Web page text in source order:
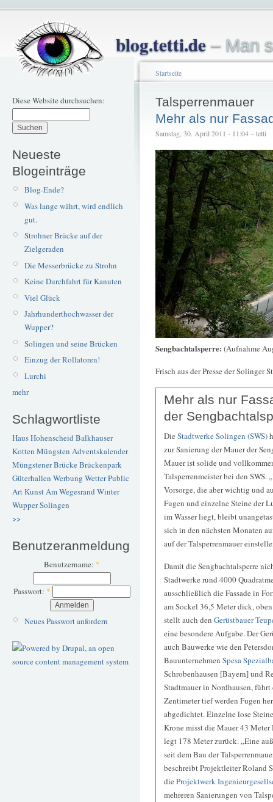
blog.tetti.de– Man
Diese Website durchsuchen:
Neueste
Blogeinträge
Blog-Ende?
Was lange währt, wird endlich
gut.
Strohner Brücke auf der
Zielgeraden
Die Messerbrücke zu Strohn
Keine Durchfahrt für Kanuten
Viel Glück
Jahrhunderthochwasser der
Wupper?
Solingen und seine Brücken
Einzug der Rollatoren!
Lurchi
mehr
Schlagwortliste
Haus Hohenscheid Balkhauser
Kotten Müngsten Adventskalender
Müngstener BrückeBrückenpark
Güterhallen Werbung WetterPublic
ArtKunstAm Wegesrand Winter
WupperSolingen
>>
Benutzeranmeldung
Benutzername: *
Passwort: *
Neues Passwort anfordern
Startseite
Talsperrenmauer
Mehr als nur
Samstag, 30. April 2011 - 11:04 – tetti
Sengbachtalsperre: (Aufnahme
Frisch aus der Presse der Solinger
Mehr als nur
der
Die Stadtwerke Solingen (SWS)
zur Sanierung der Mauer der
Mauer ist solide und
Talsperrenmeister bei den SWS.
Vorsorge, die aber wichtig und
Fugen und einzelne Steine der
im Wasser liegt, bleibt
sich in den nächsten Monaten
auf der Talsperrenmauer
Damit die Sengbachtalsperre
Stadtwerke rund 4000
ausschließlich die Fassade in
am Sockel 36,5 Meter dick,
stellt auch den Gerüstbauer
eine besondere Aufgabe. Der
auch Bauwerke wie den
Bauunternehmen Spesa
Schrobenhausen [Bayern] und
Stadtmauer in Nordhausen,
Zentimeter tief werden Fugen
abgedichtet. Einzelne lose
Krone misst die Mauer 43 Meter
legt 178 Meter zurück. „Eine
seit dem Bau der
beschreibt Projektleiter Roland
die Projektwerk
mehreren Sanierungen von